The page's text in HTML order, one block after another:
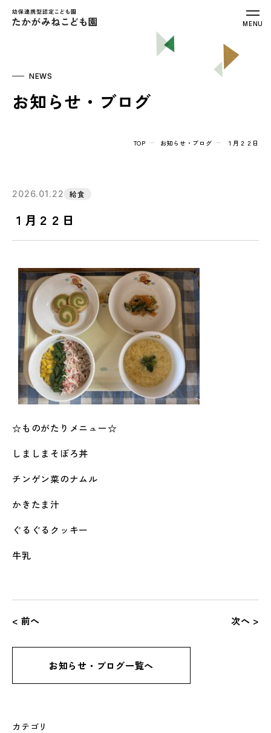
幼保連携型認定こども園 たかがみねこ
MENU
NEWS
お知らせ・ブログ
TOP お知らせ・ブログ １月２２日
2026.01.22 給食
１月２２日
☆ものがたりメニュー☆
しましまそぼろ丼
チンゲン菜のナムル
かきたま汁
ぐるぐるクッキー
牛乳
< 前へ 次へ >
お知らせ・ブログ一覧へ
カテゴリ